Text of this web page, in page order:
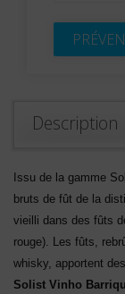
Description
Issu de la gamme
bruts de fût de la
vieilli dans des fûts
rouge). Les fûts,
whisky, apportent
Solist Vinho